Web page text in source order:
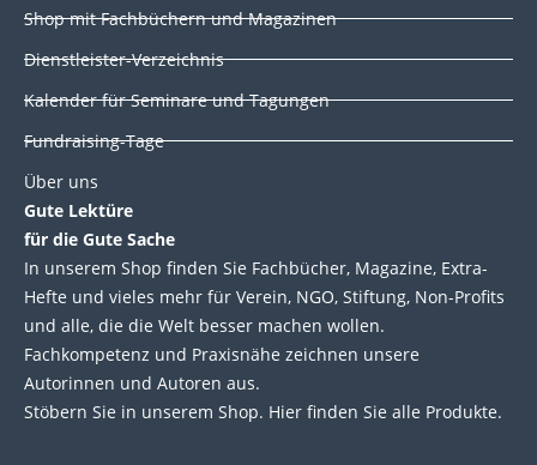
Shop mit Fachbüchern und Magazinen
Dienstleister-Verzeichnis
Kalender für Seminare und Tagungen
Fundraising-Tage
Über uns
Gute Lektüre
für die Gute Sache
In unserem Shop finden Sie Fachbücher, Magazine, Extra-
Hefte und vieles mehr für Verein, NGO, Stiftung, Non-Profits
und alle, die die Welt besser machen wollen.
Fachkompetenz und Praxisnähe zeichnen unsere
Autorinnen und Autoren aus.
Stöbern Sie in unserem Shop. Hier finden Sie alle Produkte.